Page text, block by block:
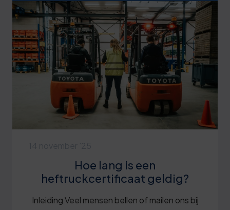
Hoe lang is een
heftruckcertificaat geldig?
Inleiding Veel mensen bellen of mailen ons bij